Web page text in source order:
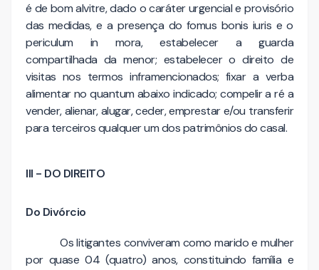
é de bom alvitre, dado o caráter urgencial e provisório
das medidas, e a presença do fomus bonis iuris e o
periculum in mora, estabelecer a guarda
compartilhada da menor; estabelecer o direito de
visitas nos termos inframencionados; fixar a verba
alimentar no quantum abaixo indicado; compelir a ré a
vender, alienar, alugar, ceder, emprestar e/ou transferir
para terceiros qualquer um dos patrimônios do casal.
III - DO DIREITO
Do Divórcio
Os litigantes conviveram como marido e mulher
por quase 04 (quatro) anos, constituindo família e